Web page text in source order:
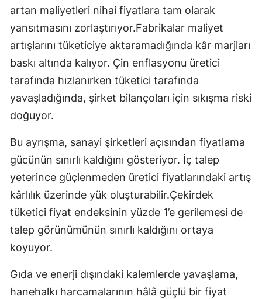
artan maliyetleri nihai fiyatlara tam olarak
yansıtmasını zorlaştırıyor.Fabrikalar maliyet
artışlarını tüketiciye aktaramadığında kâr marjları
baskı altında kalıyor. Çin enflasyonu üretici
tarafında hızlanırken tüketici tarafında
yavaşladığında, şirket bilançoları için sıkışma riski
doğuyor.
Bu ayrışma, sanayi şirketleri açısından fiyatlama
gücünün sınırlı kaldığını gösteriyor. İç talep
yeterince güçlenmeden üretici fiyatlarındaki artış
kârlılık üzerinde yük oluşturabilir.Çekirdek
tüketici fiyat endeksinin yüzde 1’e gerilemesi de
talep görünümünün sınırlı kaldığını ortaya
koyuyor.
Gıda ve enerji dışındaki kalemlerde yavaşlama,
hanehalkı harcamalarının hâlâ güçlü bir fiyat